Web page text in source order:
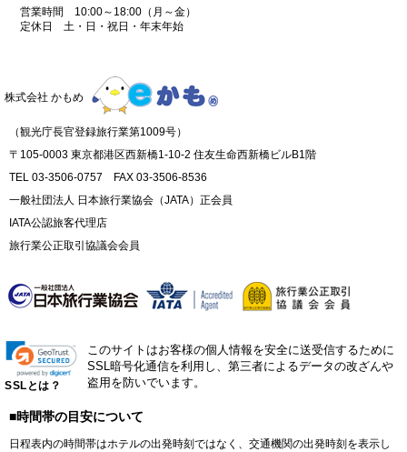
営業時間 10:00～18:00（月～金）
定休日 土・日・祝日・年末年始
株式会社 かもめ
（観光庁長官登録旅行業第1009号）
〒105-0003 東京都港区西新橋1-10-2 住友生命西新橋ビルB1階
TEL 03-3506-0757 FAX 03-3506-8536
一般社団法人 日本旅行業協会（JATA）正会員
IATA公認旅客代理店
旅行業公正取引協議会会員
SSLとは？
このサイトはお客様の個人情報を安全に送受信するために
SSL暗号化通信を利用し、第三者によるデータの改ざんや
盗用を防いでいます。
■時間帯の目安について
日程表内の時間帯はホテルの出発時刻ではなく、交通機関の出発時刻を表示し